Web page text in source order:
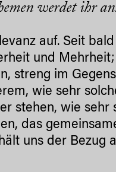
werdet ihr
auf. Seit
und
streng im
wie sehr
stehen, wie sehr
das
uns der Bezug